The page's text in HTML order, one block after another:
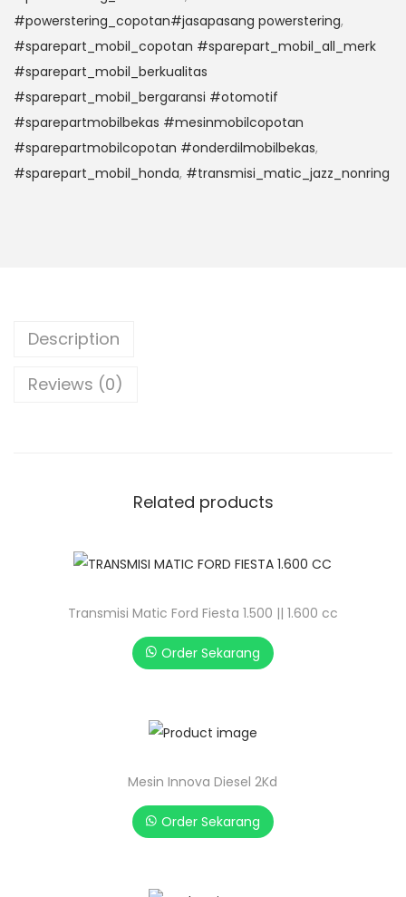
#powerstering_copotan#jasapasang powerstering,
#sparepart_mobil_copotan #sparepart_mobil_all_merk
#sparepart_mobil_berkualitas
#sparepart_mobil_bergaransi #otomotif
#sparepartmobilbekas #mesinmobilcopotan
#sparepartmobilcopotan #onderdilmobilbekas,
#sparepart_mobil_honda, #transmisi_matic_jazz_nonring
Description
Reviews (0)
Related products
Transmisi Matic Ford Fiesta 1.500 || 1.600 cc
Order Sekarang
Mesin Innova Diesel 2Kd
Order Sekarang